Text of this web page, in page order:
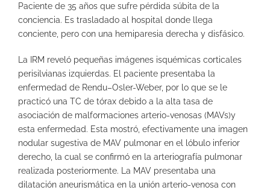
Paciente de 35 años que sufre pérdida súbita de la
conciencia. Es trasladado al hospital donde llega
conciente, pero con una hemiparesia derecha y disfásico.
La IRM reveló pequeñas imágenes isquémicas corticales
perisilvianas izquierdas. El paciente presentaba la
enfermedad de Rendu–Osler-Weber, por lo que se le
practicó una TC de tórax debido a la alta tasa de
asociación de malformaciones arterio-venosas (MAVs)y
esta enfermedad. Esta mostró, efectivamente una imagen
nodular sugestiva de MAV pulmonar en el lóbulo inferior
derecho, la cual se confirmó en la arteriografía pulmonar
realizada posteriormente. La MAV presentaba una
dilatación aneurismática en la unión arterio-venosa con